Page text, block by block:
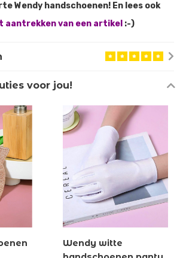
Wendy handschoenen! En lees ook
aantrekken van een artikel :-)
voor jou!
Wendy witte